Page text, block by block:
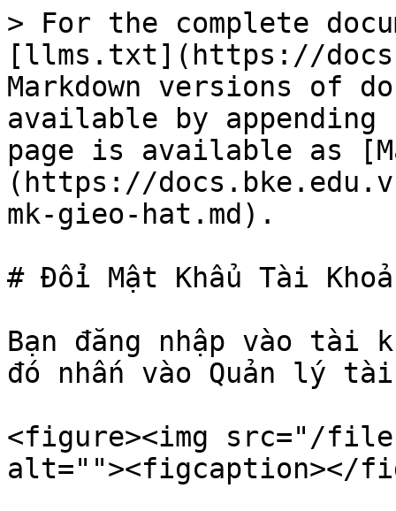
> For the complete
[llms.txt](https://
Markdown versions of
available by
page is available as
(https://
mk-gieo-hat.md).
# Đổi Mật Khẩu Tài
Bạn đăng nhập vào tài
đó nhấn vào Quản lý tài
<figure><img src="/files/
alt=""><figcaption></